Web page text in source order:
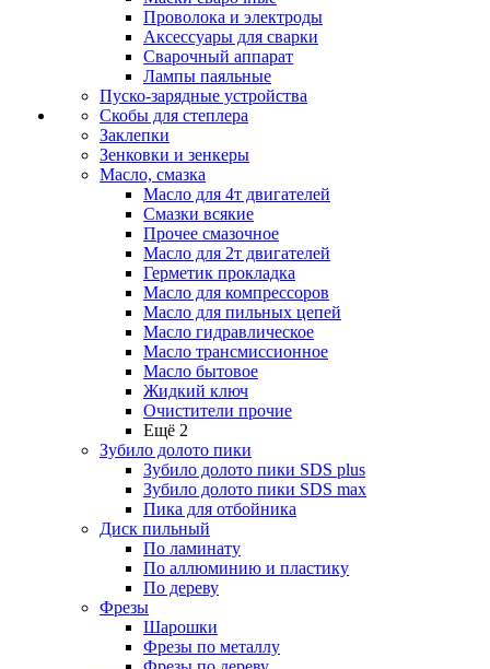
Проволока и электроды
Аксессуары для сварки
Сварочный аппарат
Лампы паяльные
Пуско-зарядные устройства
Скобы для степлера
Заклепки
Зенковки и зенкеры
Масло, смазка
Масло для 4т двигателей
Смазки всякие
Прочее смазочное
Масло для 2т двигателей
Герметик прокладка
Масло для компрессоров
Масло для пильных цепей
Масло гидравлическое
Масло трансмиссионное
Масло бытовое
Жидкий ключ
Очистители прочие
Ещё 2
Зубило долото пики
Зубило долото пики SDS plus
Зубило долото пики SDS max
Пика для отбойника
Диск пильный
По ламинату
По аллюминию и пластику
По дереву
Фрезы
Шарошки
Фрезы по металлу